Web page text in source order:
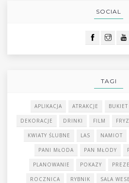
SOCIAL
TAGI
APLIKACJA ATRAKCJE BUKIET
DEKORACJE DRINKI FILM
KWIATY ŚLUBNE LAS NAMIOT
PANI MŁODA PAN MŁODY
PLANOWANIE POKAZY
ROCZNICA RYBNIK SALA